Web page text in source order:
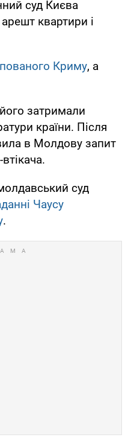
суд Києва
квартири і
Криму, а
затримали
країни. Після
в Молдову запит
суд
Чаусу
.